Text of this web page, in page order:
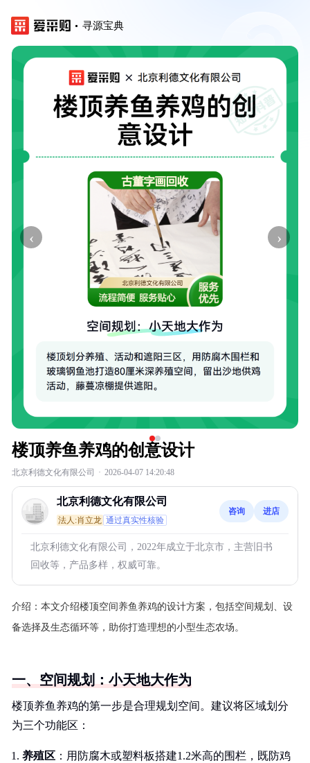
寻源宝典
‹ ›
楼顶养鱼养鸡的创意设计
北京利德文化有限公司 · 2026-04-07 14:20:48
北京利德文化有限公司
法人:肖立龙 通过真实性核验
咨询 进店
北京利德文化有限公司，2022年成立于北京市，主营旧书
回收等，产品多样，权威可靠。
介绍： 本文介绍楼顶空间养鱼养鸡的设计方案，包括空间规划、设
备选择及生态循环等，助你打造理想的小型生态农场。
一、空间规划：小天地大作为
楼顶养鱼养鸡的第一步是合理规划空间。建议将区域划分
为三个功能区：
养殖区 ：用防腐木或塑料板搭建1.2米高的围栏，既防鸡